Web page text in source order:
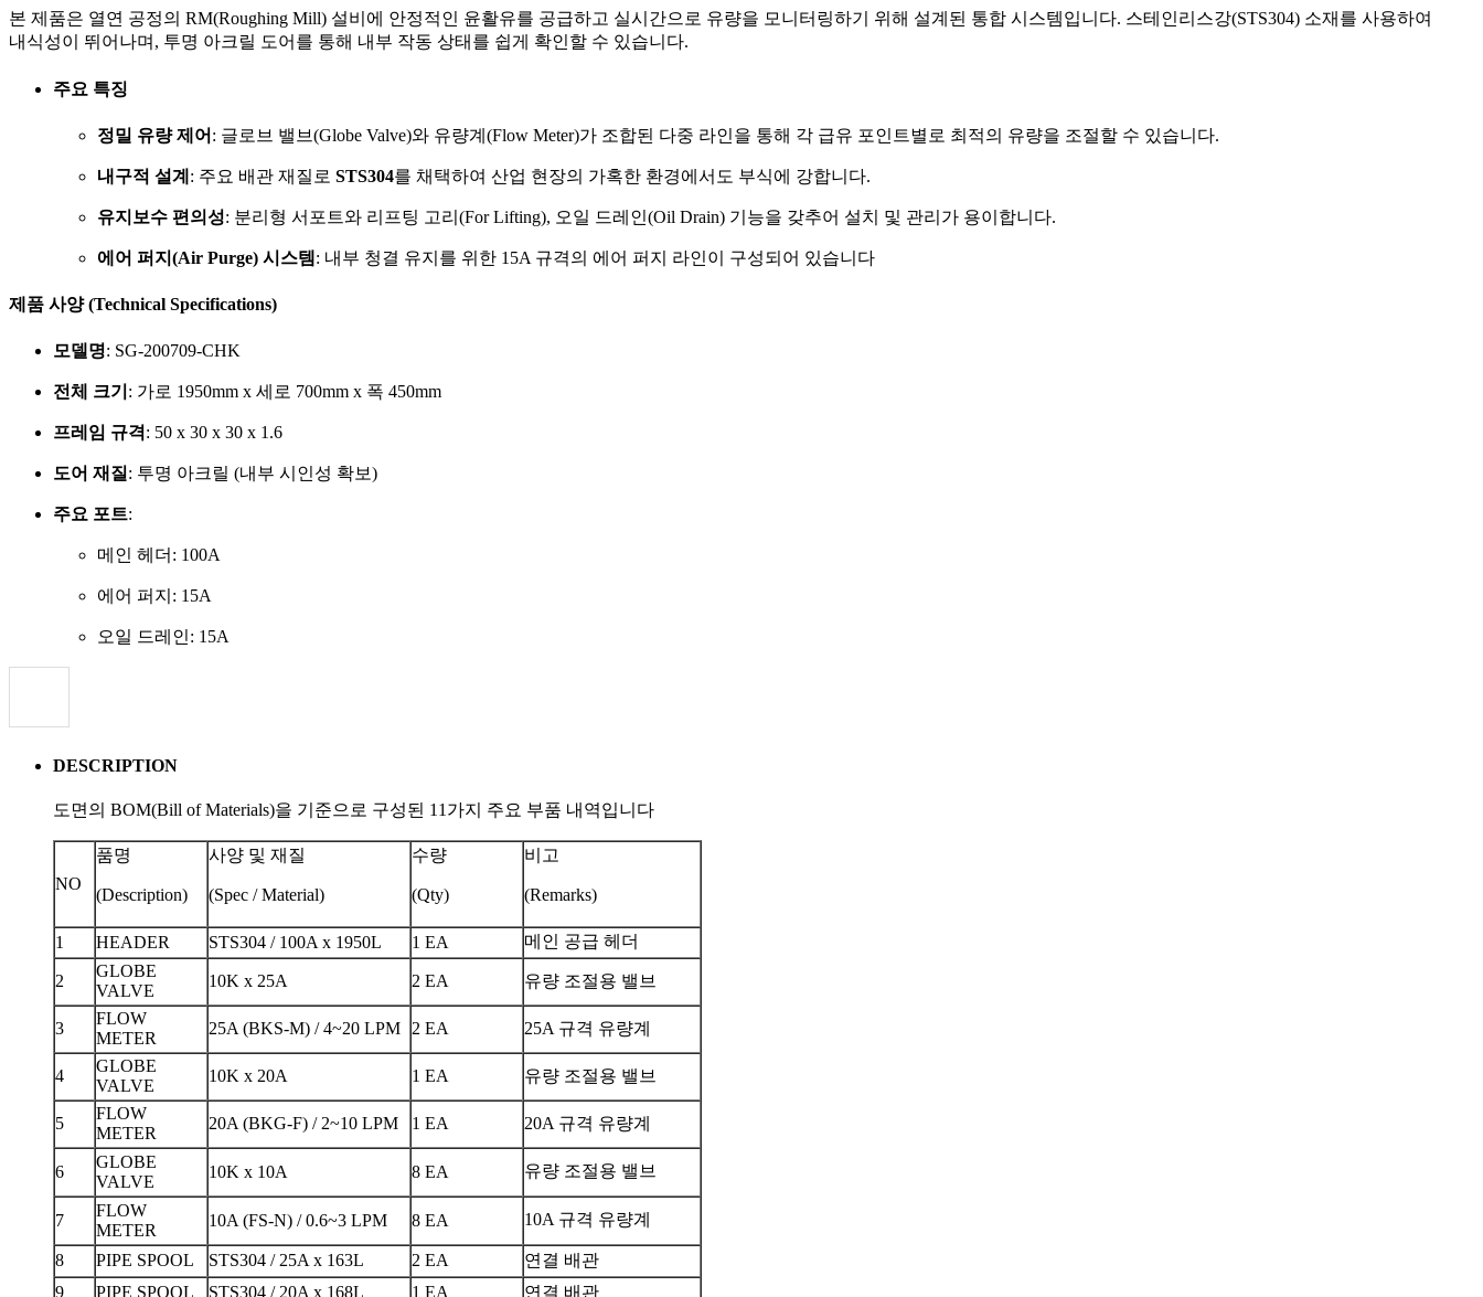
본 제품은 열연 공정의 RM(Roughing Mill) 설비에 안정적인 윤활유를 공급하고 실시간으로 유량을 모니터링하기 위해 설계된 통합 시스템입니다. 스테인리스강(STS304) 소재를 사용하여
내식성이 뛰어나며, 투명 아크릴 도어를 통해 내부 작동 상태를 쉽게 확인할 수 있습니다.
주요 특징
정밀 유량 제어 : 글로브 밸브(Globe Valve)와 유량계(Flow Meter)가 조합된 다중 라인을 통해 각 급유 포인트별로 최적의 유량을 조절할 수 있습니다.
내구적 설계 : 주요 배관 재질로 STS304를 채택하여 산업 현장의 가혹한 환경에서도 부식에 강합니다.
유지보수 편의성: 분리형 서포트와 리프팅 고리(For Lifting), 오일 드레인(Oil Drain) 기능을 갖추어 설치 및 관리가 용이합니다.
에어 퍼지(Air Purge) 시스템 : 내부 청결 유지를 위한 15A 규격의 에어 퍼지 라인이 구성되어 있습니다
제품 사양 (Technical Specifications)
모델명: SG-200709-CHK
전체 크기 : 가로 1950mm x 세로 700mm x 폭 450mm
프레임 규격: 50 x 30 x 30 x 1.6
도어 재질 : 투명 아크릴 (내부 시인성 확보)
주요 포트:
메인 헤더: 100A
에어 퍼지: 15A
오일 드레인: 15A
DESCRIPTION
도면의 BOM(Bill of Materials)을 기준으로 구성된 11가지 주요 부품 내역입니다
NO
품명
(Description)
사양 및 재질
(Spec / Material)
수량
(Qty)
비고
(Remarks)
1 HEADER STS304 / 100A x 1950L 1 EA 메인 공급 헤더
2
GLOBE
VALVE
10K x 25A 2 EA 유량 조절용 밸브
3
FLOW
METER
25A (BKS-M) / 4~20 LPM 2 EA 25A 규격 유량계
4
GLOBE
VALVE
10K x 20A 1 EA 유량 조절용 밸브
5
FLOW
METER
20A (BKG-F) / 2~10 LPM 1 EA 20A 규격 유량계
6
GLOBE
VALVE
10K x 10A 8 EA 유량 조절용 밸브
7
FLOW
METER
10A (FS-N) / 0.6~3 LPM 8 EA 10A 규격 유량계
8 PIPE SPOOL STS304 / 25A x 163L 2 EA
연결 배관
9
PIPE SPOOL STS304 / 20A x 168L 1 EA 연결 배관